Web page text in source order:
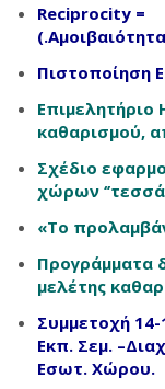
Reciprocity =
Πιστοποίηση
Επιμελητήριο
καθαρισμού,
Σχέδιο
χώρων
«Το
Προγράμματα
μελέτης
Συμμετοχή
Εκπ. Σεμ.
Εσωτ. Χώρου.